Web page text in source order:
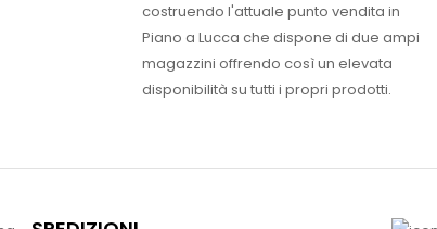
costruendo l'attuale punto vendita in
Piano a Lucca che dispone di due ampi
magazzini offrendo così un elevata
disponibilità su tutti i propri prodotti.